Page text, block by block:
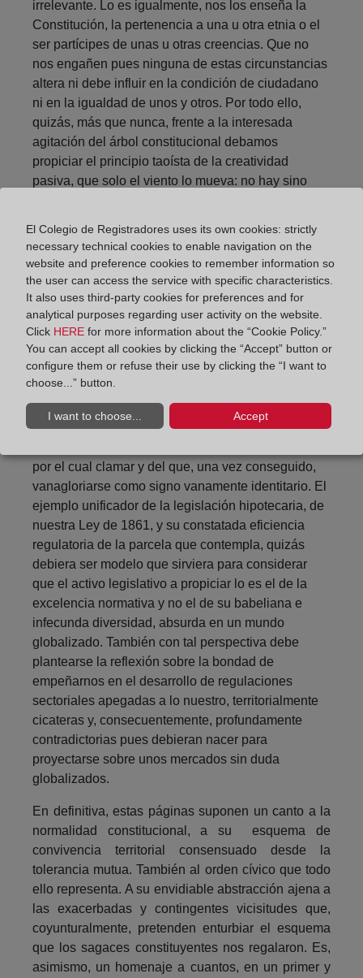
irrelevante. Lo es igualmente, nos los enseña la
Constitución, la pertenencia a una u otra etnia o el
ser partícipes de unas u otras creencias. Que no
nos engañen pues ninguna de estas circunstancias
altera ni debe influir en la condición de ciudadano
ni en la igualdad de unos y otros. Por todo ello,
quizás, más que nunca, frente a la interesada
agitación del árbol constitucional debamos
propiciar el principio taoísta de la creatividad
pasiva, que solo el viento lo mueva: no hay sino
sociales, de los espíritus que anidan en nuestros
pueblos y colectividades para, de esta manera, sin
exabruptos viscerales y partidistas, arribar a un
nuevo orden convivencial y político al que la
Constitución debe plegarse, tan solo si la
consensuada evolución de las cosas determinara
su necesidad.
Paralelamente la Ley Hipotecaria, única como lo es
la Constitución, de orígenes temporalmente más
remotos, permite concluir que quizás la diversidad,
por el cual clamar y del que, una vez conseguido,
vanagloriarse como signo vanamente identitario. El
ejemplo unificador de la legislación hipotecaria, de
nuestra Ley de 1861, y su constatada eficiencia
regulatoria de la parcela que contempla, quizás
debiera ser modelo que sirviera para considerar
que el activo legislativo a propiciar lo es el de la
excelencia normativa y no el de su babeliana e
infecunda diversidad, absurda en un mundo
globalizado. También con tal perspectiva debe
plantearse la reflexión sobre la bondad de
empeñarnos en el desarrollo de regulaciones
sectoriales apegadas a lo nuestro, territorialmente
cicateras y, consecuentemente, profundamente
contradictorias pues debieran nacer para
proyectarse sobre unos mercados sin duda
globalizados.
En definitiva, estas páginas suponen un canto a la
normalidad constitucional, a su esquema de
convivencia territorial consensuado desde la
tolerancia mutua. También al orden cívico que todo
ello representa. A su envidiable abstracción ajena a
las exacerbadas y contingentes vicisitudes que,
coyunturalmente, pretenden enturbiar el esquema
que los sagaces constituyentes nos regalaron. Es,
asimismo, un homenaje a cuantos, en un primer y
El Colegio de Registradores uses its own cookies: strictly
necessary technical cookies to enable navigation on the
website and preference cookies to remember information so
the user can access the service with specific characteristics.
It also uses third-party cookies for preferences and for
analytical purposes regarding user activity on the website.
Click HERE for more information about the “Cookie Policy.”
You can accept all cookies by clicking the “Accept” button or
configure them or refuse their use by clicking the “I want to
choose...” button.
I want to choose... Accept